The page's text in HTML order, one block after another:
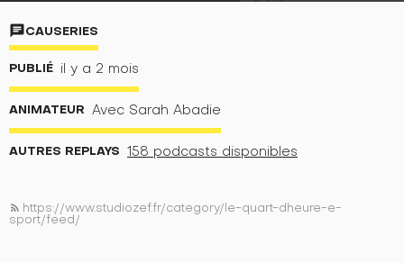
chatCAUSERIES
PUBLIÉ il y a 2 mois
ANIMATEUR Avec Sarah Abadie
AUTRES REPLAYS 158 podcasts disponibles
rss_feed https://www.studiozef.fr/category/le-quart-dheure-e-
sport/feed/